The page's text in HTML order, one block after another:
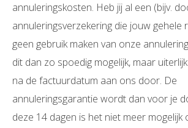
annuleringskosten. Heb jij al een (bijv.
annuleringsverzekering die jouw gehele
geen gebruik maken van onze
dit dan zo spoedig mogelijk, maar
na de factuurdatum aan ons door. De
annuleringsgarantie wordt dan voor je
deze 14 dagen is het niet meer mogelijk